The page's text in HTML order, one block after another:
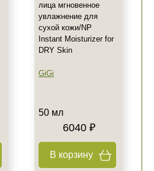
лица мгновенное
увлажнение для
сухой кожи/NP
Instant Moisturizer for
DRY Skin
GiGi
50 мл
6040 ₽
В корзину